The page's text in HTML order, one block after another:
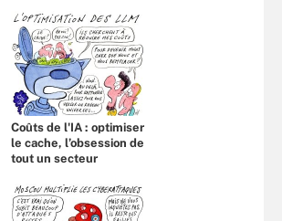
Coûts de l'IA : optimiser
le cache, l’obsession de
tout un secteur